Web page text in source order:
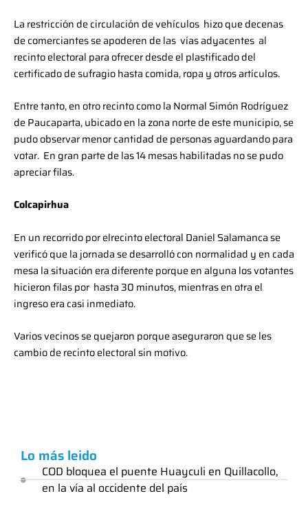
La restricción de circulación de vehículos hizo que decenas
de comerciantes se apoderen de las vías adyacentes al
recinto electoral para ofrecer desde el plastificado del
certificado de sufragio hasta comida, ropa y otros artículos.
Entre tanto, en otro recinto como la Normal Simón Rodríguez
de Paucaparta, ubicado en la zona norte de este municipio, se
pudo observar menor cantidad de personas aguardando para
votar. En gran parte de las 14 mesas habilitadas no se pudo
apreciar filas.
Colcapirhua
En un recorrido por elrecinto electoral Daniel Salamanca se
verificó que la jornada se desarrolló con normalidad y en cada
mesa la situación era diferente porque en alguna los votantes
hicieron filas por hasta 30 minutos, mientras en otra el
ingreso era casi inmediato.
Varios vecinos se quejaron porque aseguraron que se les
cambio de recinto electoral sin motivo.
Lo más leido
COD bloquea el puente Huayculi en Quillacollo,
en la vía al occidente del país